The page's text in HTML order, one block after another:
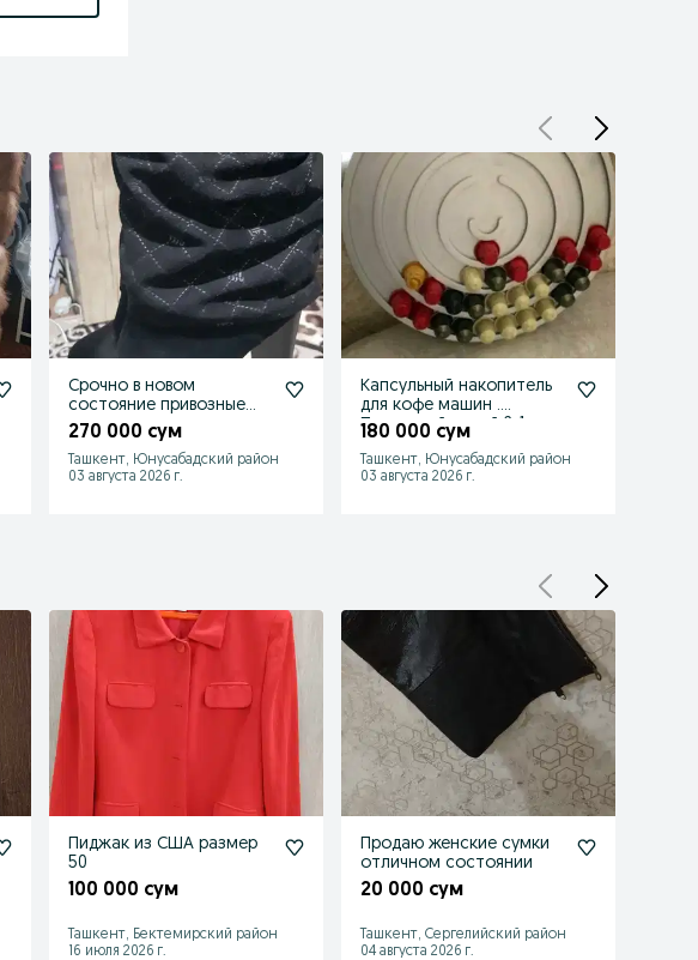
Срочно в новом
состояние привозные
теплые с мехом внутри
читайте ниже
270 000 сум
Ташкент, Юнусабадский район
03 августа 2026 г.
Капсульный накопитель
для кофе машин .
Привозной новый 2в1
180 000 сум
Ташкент, Юнусабадский район
03 августа 2026 г.
Пиджак из США размер
50
100 000 сум
Ташкент, Бектемирский район
16 июля 2026 г.
Продаю женские сумки
отличном состоянии
20 000 сум
Ташкент, Сергелийский район
04 августа 2026 г.